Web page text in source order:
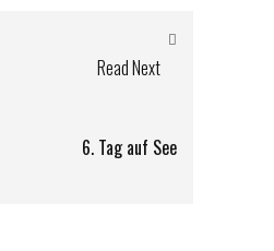
Read Next
6. Tag auf See